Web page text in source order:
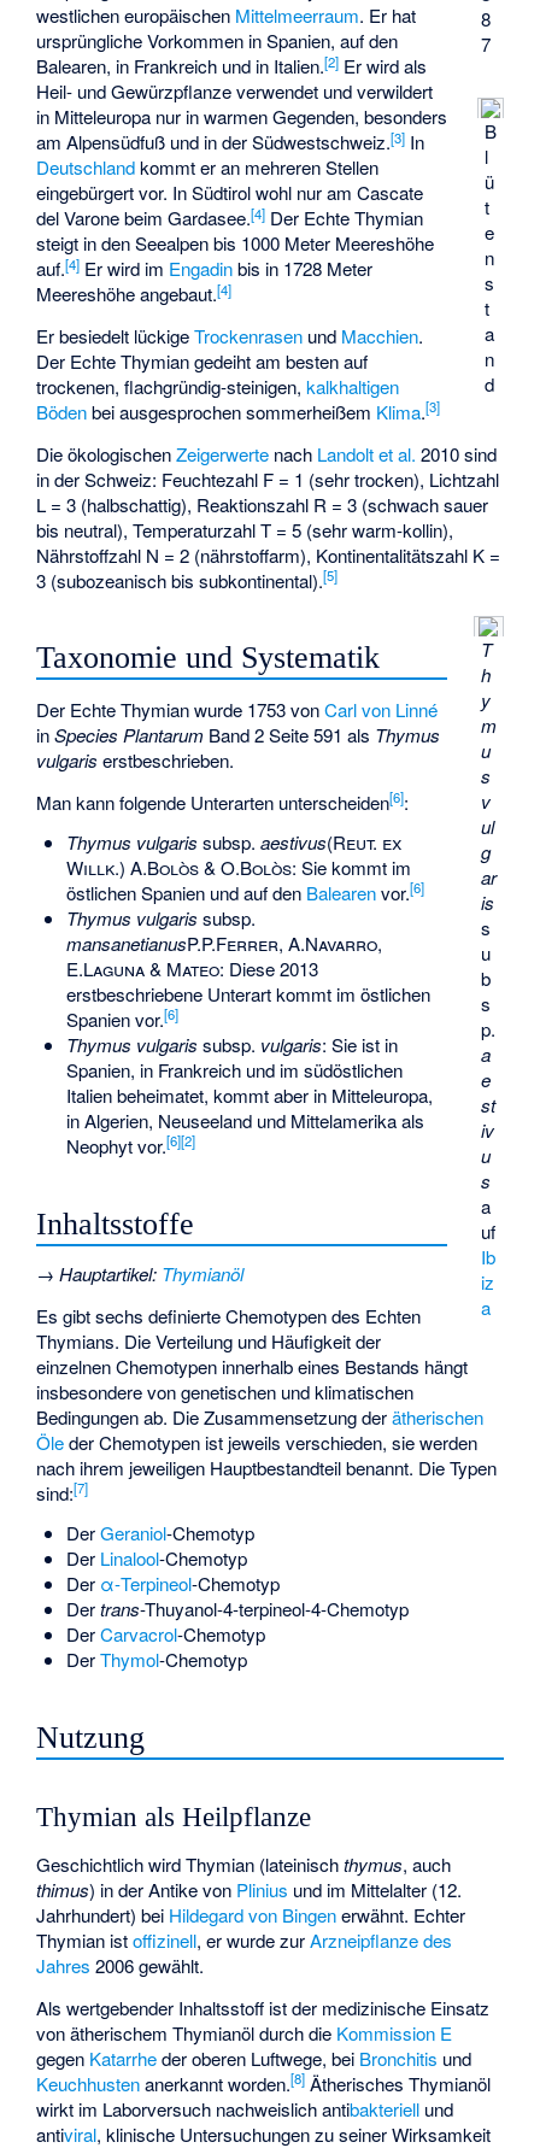
8
7
B
l
ü
t
e
n
s
t
a
n
d
westlichen europäischen Mittelmeerraum. Er hat
ursprüngliche Vorkommen in Spanien, auf den
Balearen, in Frankreich und in Italien.[2] Er wird als
Heil- und Gewürzpflanze verwendet und verwildert
in Mitteleuropa nur in warmen Gegenden, besonders
am Alpensüdfuß und in der Südwestschweiz.[3] In
Deutschlandkommt er an mehreren Stellen
eingebürgert vor. In Südtirol wohl nur amCascate
del Varonebeim Gardasee.[4] Der Echte Thymian
steigt in den Seealpen bis 1000 Meter Meereshöhe
auf.[4] Er wird im Engadinbis in 1728 Meter
Meereshöhe angebaut.[4]
Er besiedelt lückigeTrockenrasen und Macchien.
Der Echte Thymian gedeiht am besten auf
trockenen, flachgründig-steinigen,kalkhaltigen
Bödenbei ausgesprochen sommerheißem Klima.[3]
Die ökologischenZeigerwerte nach Landolt et al. 2010 sind
in der Schweiz: Feuchtezahl F = 1 (sehr trocken), Lichtzahl
L = 3 (halbschattig), Reaktionszahl R = 3 (schwach sauer
bis neutral), Temperaturzahl T = 5 (sehr warm-kollin),
Nährstoffzahl N = 2 (nährstoffarm), Kontinentalitätszahl K =
3 (subozeanisch bis subkontinental).[5]
T
h
y
m
u
s
v
ul
g
ar
is
s
u
b
s
p.
a
e
st
iv
u
s
a
uf
Ib
iz
a
Taxonomie und Systematik
Der Echte Thymian wurde 1753 vonCarl von Linné
inSpecies Plantarum Band 2 Seite 591 als Thymus
vulgaris erstbeschrieben.
Man kann folgende Unterarten unterscheiden[6]:
Thymus vulgaris subsp. aestivus(Reut. ex
Willk.) A.Bolòs & O.Bolòs: Sie kommt im
östlichen Spanien und auf den Balearenvor.[6]
Thymus vulgaris subsp.
mansanetianusP.P.Ferrer, A.Navarro,
E.Laguna & Mateo: Diese 2013
erstbeschriebene Unterart kommt im östlichen
Spanien vor.[6]
Thymus vulgaris subsp. vulgaris: Sie ist in
Spanien, in Frankreich und im südöstlichen
Italien beheimatet, kommt aber in Mitteleuropa,
in Algerien, Neuseeland und Mittelamerika als
Neophyt vor.[6][2]
Inhaltsstoffe
→Hauptartikel: Thymianöl
Es gibt sechs definierteChemotypendes Echten
Thymians. Die Verteilung und Häufigkeit der
einzelnen Chemotypen innerhalb eines Bestands hängt
insbesondere von genetischen und klimatischen
Bedingungen ab. Die Zusammensetzung derätherischen
Öleder Chemotypen ist jeweils verschieden, sie werden
nach ihrem jeweiligen Hauptbestandteil benannt. Die Typen
sind:[7]
DerGeraniol-Chemotyp
Der Linalool-Chemotyp
Der α-Terpineol-Chemotyp
Dertrans-Thuyanol-4-terpineol-4-Chemotyp
DerCarvacrol-Chemotyp
DerThymol-Chemotyp
Nutzung
Thymian als Heilpflanze
Geschichtlich wird Thymian (lateinischthymus, auch
thimus) in der Antike von Plinius und im Mittelalter (12.
Jahrhundert) bei Hildegard von Bingenerwähnt. Echter
Thymian istoffizinell, er wurde zurArzneipflanze des
Jahres 2006 gewählt.
Als wertgebender Inhaltsstoff ist der medizinische Einsatz
von ätherischem Thymianöl durch die Kommission E
gegen Katarrheder oberen Luftwege, bei Bronchitis und
Keuchhustenanerkannt worden.[8] Ätherisches Thymianöl
wirkt im Laborversuch nachweislich antibakteriell und
antiviral, klinische Untersuchungen zu seiner Wirksamkeit